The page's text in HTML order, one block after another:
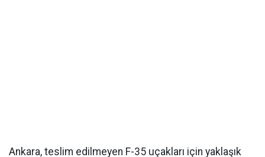
Ankara, teslim edilmeyen F-35 uçakları için yaklaşık